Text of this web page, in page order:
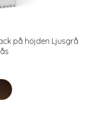
på höjden Ljusgrå